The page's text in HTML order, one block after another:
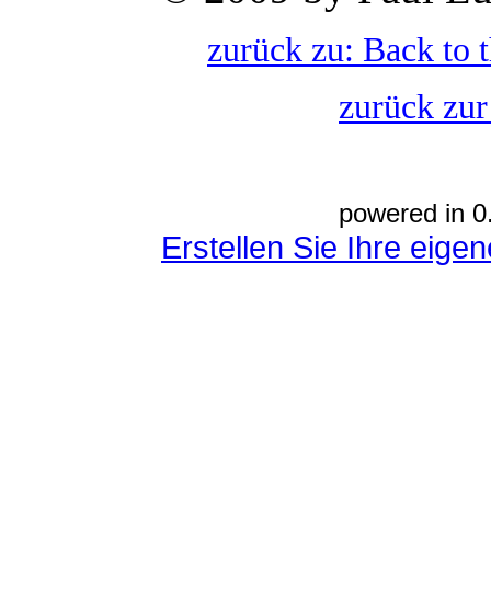
zurück zu: Back to
zurück
powered in
Erstellen Sie Ihre